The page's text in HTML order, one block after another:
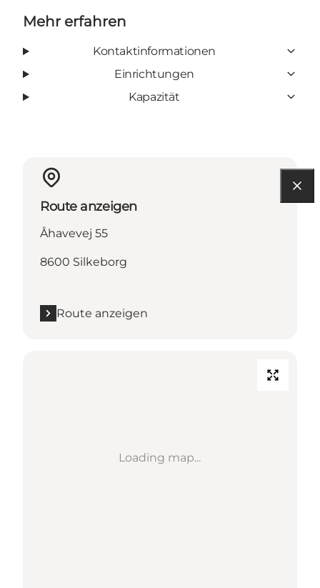
Mehr erfahren
Kontaktinformationen
Einrichtungen
Kapazität
Route anzeigen
Åhavevej 55
8600 Silkeborg
Route anzeigen
Loading map...